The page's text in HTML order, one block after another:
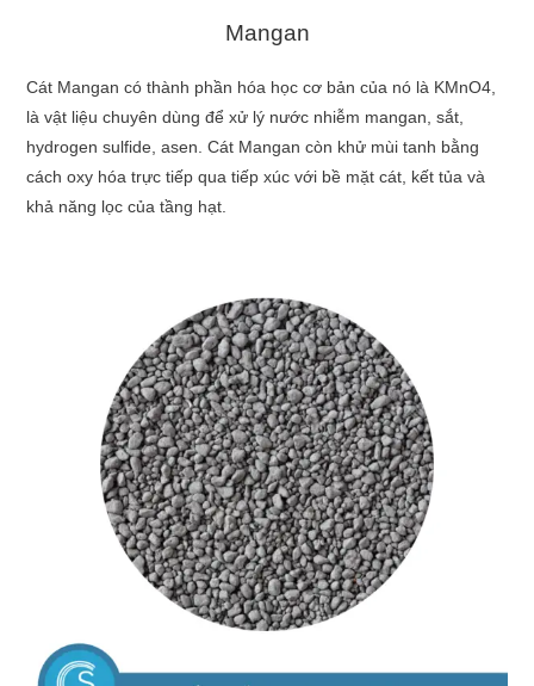
Mangan
Cát Mangan có thành phần hóa học cơ bản của nó là KMnO4,
là vật liệu chuyên dùng để xử lý nước nhiễm mangan, sắt,
hydrogen sulfide, asen. Cát Mangan còn khử mùi tanh bằng
cách oxy hóa trực tiếp qua tiếp xúc với bề mặt cát, kết tủa và
khả năng lọc của tầng hạt.